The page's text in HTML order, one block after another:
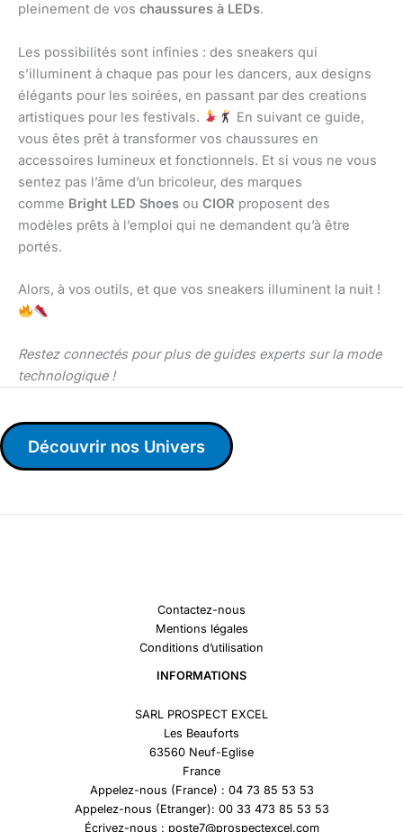
pleinement de vos chaussures à LEDs.
Les possibilités sont infinies : des sneakers qui
s’illuminent à chaque pas pour les dancers, aux designs
élégants pour les soirées, en passant par des creations
artistiques pour les festivals.
En suivant ce guide,
vous êtes prêt à transformer vos chaussures en
accessoires lumineux et fonctionnels. Et si vous ne vous
sentez pas l’âme d’un bricoleur, des marques
comme Bright LED Shoes ou CIOR proposent des
modèles prêts à l’emploi qui ne demandent qu’à être
portés.
Alors, à vos outils, et que vos sneakers illuminent la nuit !
Restez connectés pour plus de guides experts sur la mode
technologique !
Découvrir nos Univers
Contactez-nous
Mentions légales
Conditions d’utilisation
INFORMATIONS
SARL PROSPECT EXCEL
Les Beauforts
63560 Neuf-Eglise
France
Appelez-nous (France) : 04 73 85 53 53
Appelez-nous (Etranger): 00 33 473 85 53 53
Écrivez-nous : poste7@prospectexcel.com